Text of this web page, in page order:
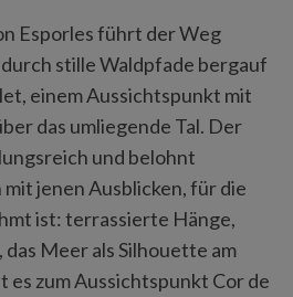
Esporles führt der Weg
stille Waldpfade bergauf
einem Aussichtspunkt mit
das umliegende Tal. Der
und belohnt
jenen Ausblicken, für die
ist: terrassierte Hänge,
Meer als Silhouette am
zum Aussichtspunkt Cor de